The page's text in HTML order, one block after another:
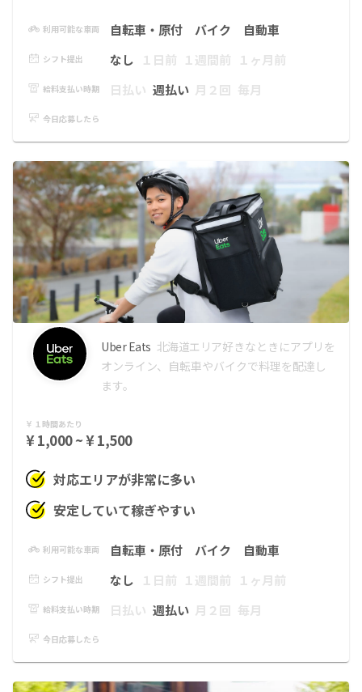
利用可能な車両 自転車・原付 バイク 自動車
シフト提出 なし １日前 １週間前 １ヶ月前
給料支払い時期 日払い 週払い 月２回 毎月
今日応募したら
Uber Eats 北海道エリア好きなときにアプリを
オンライン、自転車やバイクで料理を配達し
ます。
１時間あたり
¥ 1,000 ~ ¥ 1,500
対応エリアが非常に多い
安定していて稼ぎやすい
利用可能な車両 自転車・原付 バイク 自動車
シフト提出 なし １日前 １週間前 １ヶ月前
給料支払い時期 日払い 週払い 月２回 毎月
今日応募したら